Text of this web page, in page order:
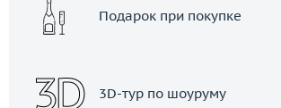
Подарок при покупке
3D-тур по шоуруму